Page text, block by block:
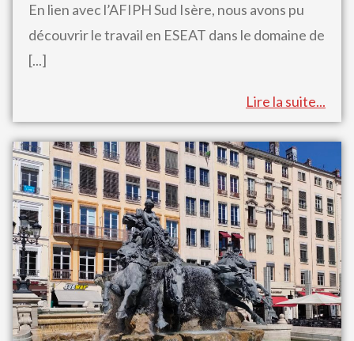
En lien avec l’AFIPH Sud Isère, nous avons pu
découvrir le travail en ESEAT dans le domaine de
[...]
Lire la suite...